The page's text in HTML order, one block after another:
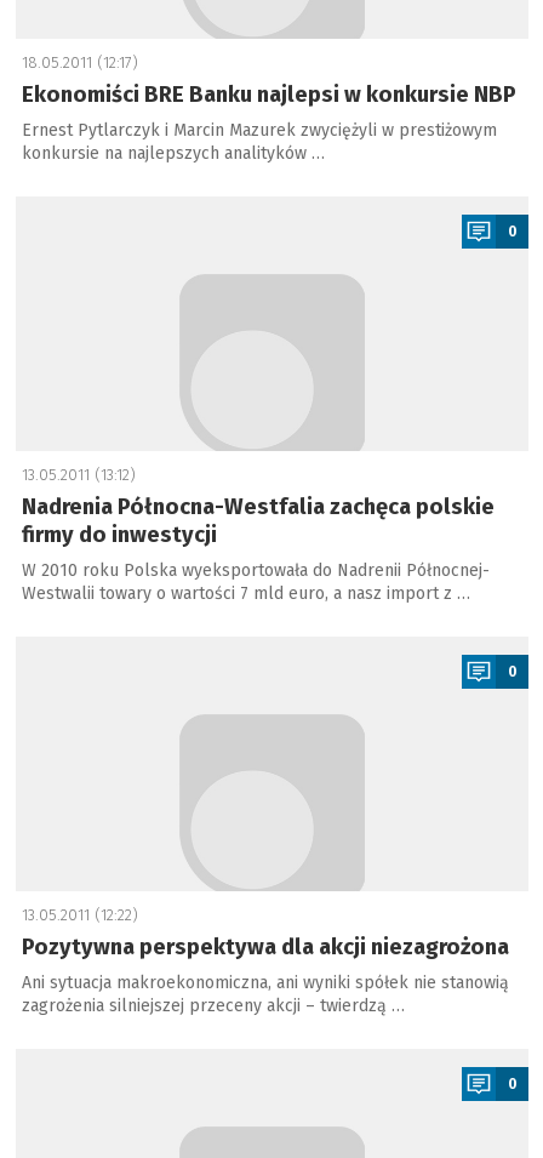
18.05.2011 (12:17)
Ekonomiści BRE Banku najlepsi w konkursie NBP
Ernest Pytlarczyk i Marcin Mazurek zwyciężyli w prestiżowym
konkursie na najlepszych analityków …
0
13.05.2011 (13:12)
Nadrenia Północna-Westfalia zachęca polskie
firmy do inwestycji
W 2010 roku Polska wyeksportowała do Nadrenii Północnej-
Westwalii towary o wartości 7 mld euro, a nasz import z …
0
13.05.2011 (12:22)
Pozytywna perspektywa dla akcji niezagrożona
Ani sytuacja makroekonomiczna, ani wyniki spółek nie stanowią
zagrożenia silniejszej przeceny akcji – twierdzą …
0